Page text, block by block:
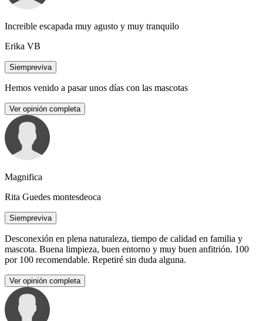
Increible escapada muy agusto y muy tranquilo
Erika VB
Siempreviva
Hemos venido a pasar unos días con las mascotas
Ver opinión completa
Magnifica
Rita Guedes montesdeoca
Siempreviva
Desconexión en plena naturaleza, tiempo de calidad en familia y
mascota. Buena limpieza, buen entorno y muy buen anfitrión. 100
por 100 recomendable. Repetiré sin duda alguna.
Ver opinión completa